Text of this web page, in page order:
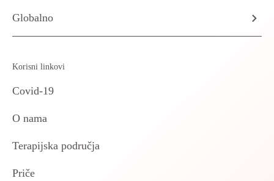
Globalno
Korisni linkovi
Covid-19
O nama
Terapijska područja
Priče